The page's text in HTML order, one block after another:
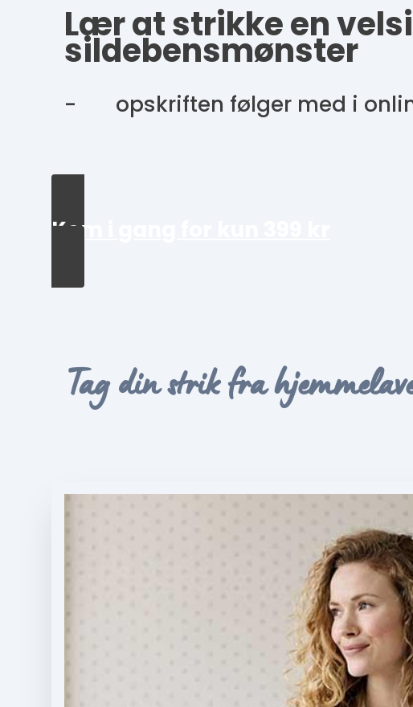
Lær at strikke en
sildebensmønster
- opskriften følger med i
Kom i gang for kun 399 kr
Tag din strik fra